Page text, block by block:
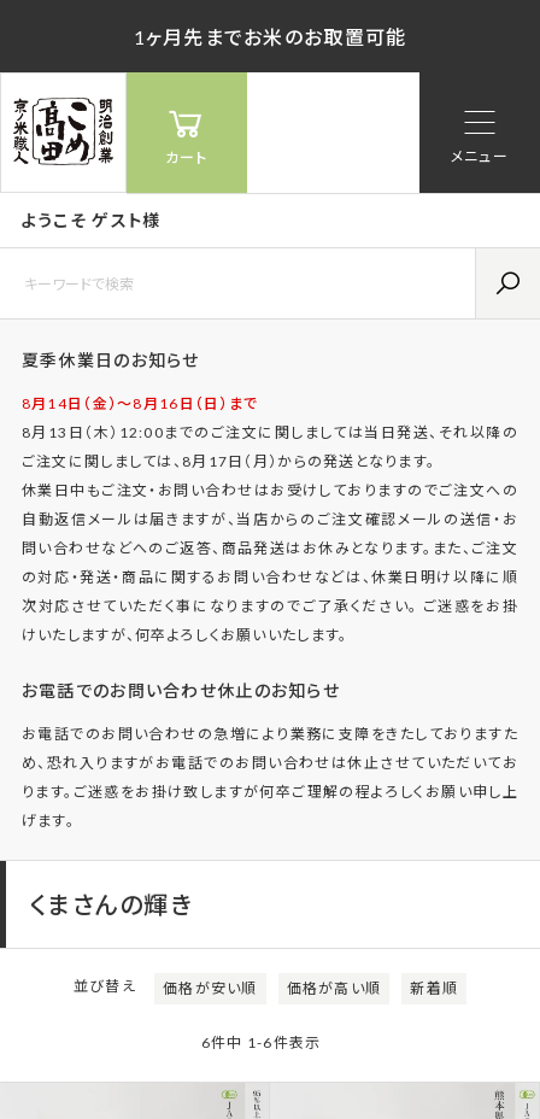
1ヶ月先までお米のお取置可能
カート
ようこそ ゲスト様
メニュー
夏季休業日のお知らせ
8月14日（金）〜8月16日（日）まで
8月13日（木）12:00までのご注文に関しましては当日発送、それ以降の
ご注文に関しましては、8月17日（月）からの発送となります。
休業日中もご注文・お問い合わせはお受けしておりますのでご注文への
自動返信メールは届きますが、当店からのご注文確認メールの送信・お
問い合わせなどへのご返答、商品発送はお休みとなります。また、ご注文
の対応・発送・商品に関するお問い合わせなどは、休業日明け以降に順
次対応させていただく事になりますのでご了承ください。 ご迷惑をお掛
けいたしますが、何卒よろしくお願いいたします。
お電話でのお問い合わせ休止のお知らせ
お電話でのお問い合わせの急増により業務に支障をきたしておりますた
め、恐れ入りますがお電話でのお問い合わせは休止させていただいてお
ります。ご迷惑をお掛け致しますが何卒ご理解の程よろしくお願い申し上
げます。
くまさんの輝き
並び替え 価格が安い順 価格が高い順 新着順
6件中 1-6件表示